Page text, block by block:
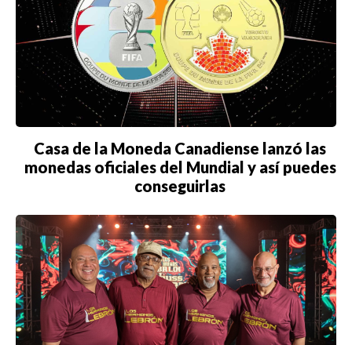
Casa de la Moneda Canadiense lanzó las
monedas oficiales del Mundial y así puedes
conseguirlas